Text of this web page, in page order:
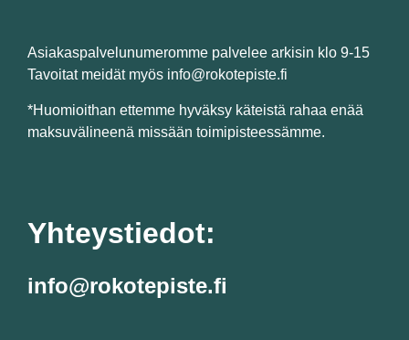
Asiakaspalvelunumeromme palvelee arkisin klo 9-15
Tavoitat meidät myös info@rokotepiste.fi
*Huomioithan ettemme hyväksy käteistä rahaa enää
maksuvälineenä missään toimipisteessämme.
Yhteystiedot:
info@rokotepiste.fi